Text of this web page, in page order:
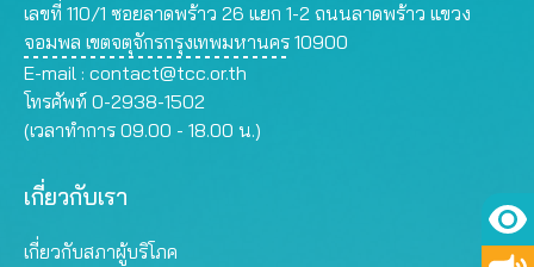
เลขที่ 110/1 ซอยลาดพร้าว 26 แยก 1-2 ถนนลาดพร้าว แขวง
จอมพล เขตจตุจักรกรุงเทพมหานคร 10900
E-mail : contact@tcc.or.th
โทรศัพท์ 0-2938-1502
(เวลาทำการ 09.00 - 18.00 น.)
เกี่ยวกับเรา
เกี่ยวกับสภาผู้บริโภค